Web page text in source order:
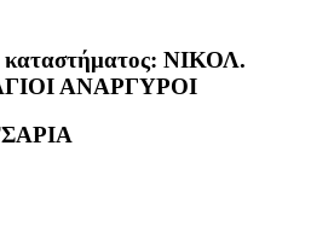
καταστήματος: ΝΙΚΟΛ.
ΑΝΑΡΓΥΡΟΙ